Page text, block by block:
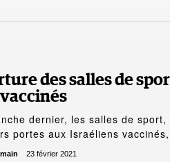
des salles de
dernier, les salles de
portes aux Israéliens
23 février 2021